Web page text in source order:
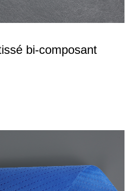
bi-composant